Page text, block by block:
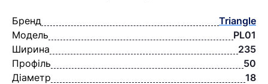
Бренд
Triangle
Модель
PL01
Ширина
235
Профіль
50
Діаметр
18